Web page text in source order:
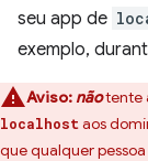
seu app de
exemplo,
Aviso: nãotente
localhost aos
que qualquer